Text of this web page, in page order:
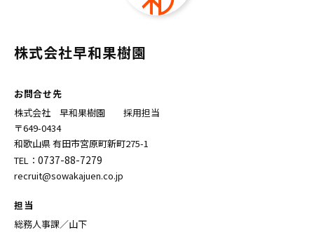
株式会社早和果樹園
お問合せ先
株式会社 早和果樹園 採用担当
〒649-0434
和歌山県 有田市宮原町新町275-1
TEL： 0737-88-7279
recruit@sowakajuen.co.jp
担当
総務人事課／山下